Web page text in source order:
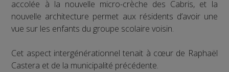
accolée à la nouvelle micro-crèche des Cabris, et la
nouvelle architecture permet aux résidents d’avoir une
vue sur les enfants du groupe scolaire voisin.
Cet aspect intergénérationnel tenait à cœur de Raphaël
Castera et de la municipalité précédente.